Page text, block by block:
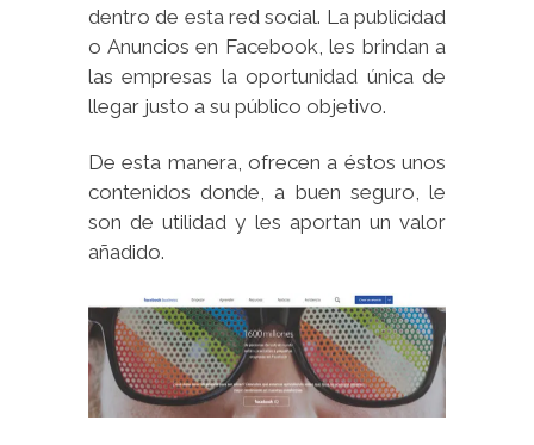
dentro de esta red social. La publicidad
o Anuncios en Facebook, les brindan a
las empresas la oportunidad única de
llegar justo a su público objetivo.
De esta manera, ofrecen a éstos unos
contenidos donde, a buen seguro, le
son de utilidad y les aportan un valor
añadido.